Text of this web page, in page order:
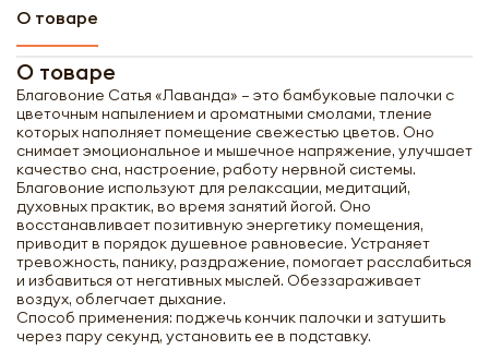
О товаре
О товаре
Благовоние Сатья «Лаванда» – это бамбуковые палочки с
цветочным напылением и ароматными смолами, тление
которых наполняет помещение свежестью цветов. Оно
снимает эмоциональное и мышечное напряжение, улучшает
качество сна, настроение, работу нервной системы.
Благовоние используют для релаксации, медитаций,
духовных практик, во время занятий йогой. Оно
восстанавливает позитивную энергетику помещения,
приводит в порядок душевное равновесие. Устраняет
тревожность, панику, раздражение, помогает расслабиться
и избавиться от негативных мыслей. Обеззараживает
воздух, облегчает дыхание.
Способ применения: поджечь кончик палочки и затушить
через пару секунд, установить ее в подставку.